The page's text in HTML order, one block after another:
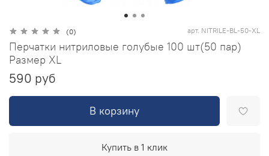
(0) арт. NITRILE-BL-50-XL
Перчатки нитриловые голубые 100 шт(50 пар)
Размер XL
590 руб
В корзину
Купить в 1 клик